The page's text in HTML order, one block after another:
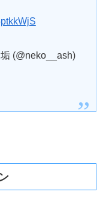
(@neko__ash)